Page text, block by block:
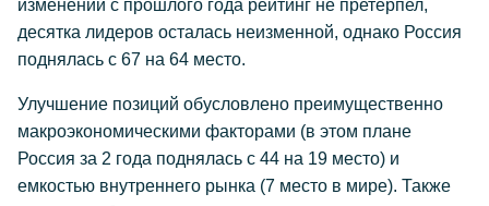
изменений с прошлого года рейтинг не претерпел,
десятка лидеров осталась неизменной, однако Россия
поднялась с 67 на 64 место.
Улучшение позиций обусловлено преимущественно
макроэкономическими факторами (в этом плане
Россия за 2 года поднялась с 44 на 19 место) и
емкостью внутреннего рынка (7 место в мире). Также